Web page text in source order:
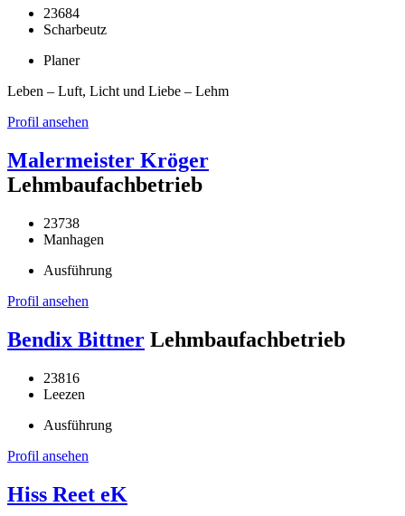
23684
Scharbeutz
Planer
Leben – Luft, Licht und Liebe – Lehm
Profil ansehen
Malermeister Kröger
Lehmbaufachbetrieb
23738
Manhagen
Ausführung
Profil ansehen
Bendix Bittner Lehmbaufachbetrieb
23816
Leezen
Ausführung
Profil ansehen
Hiss Reet eK